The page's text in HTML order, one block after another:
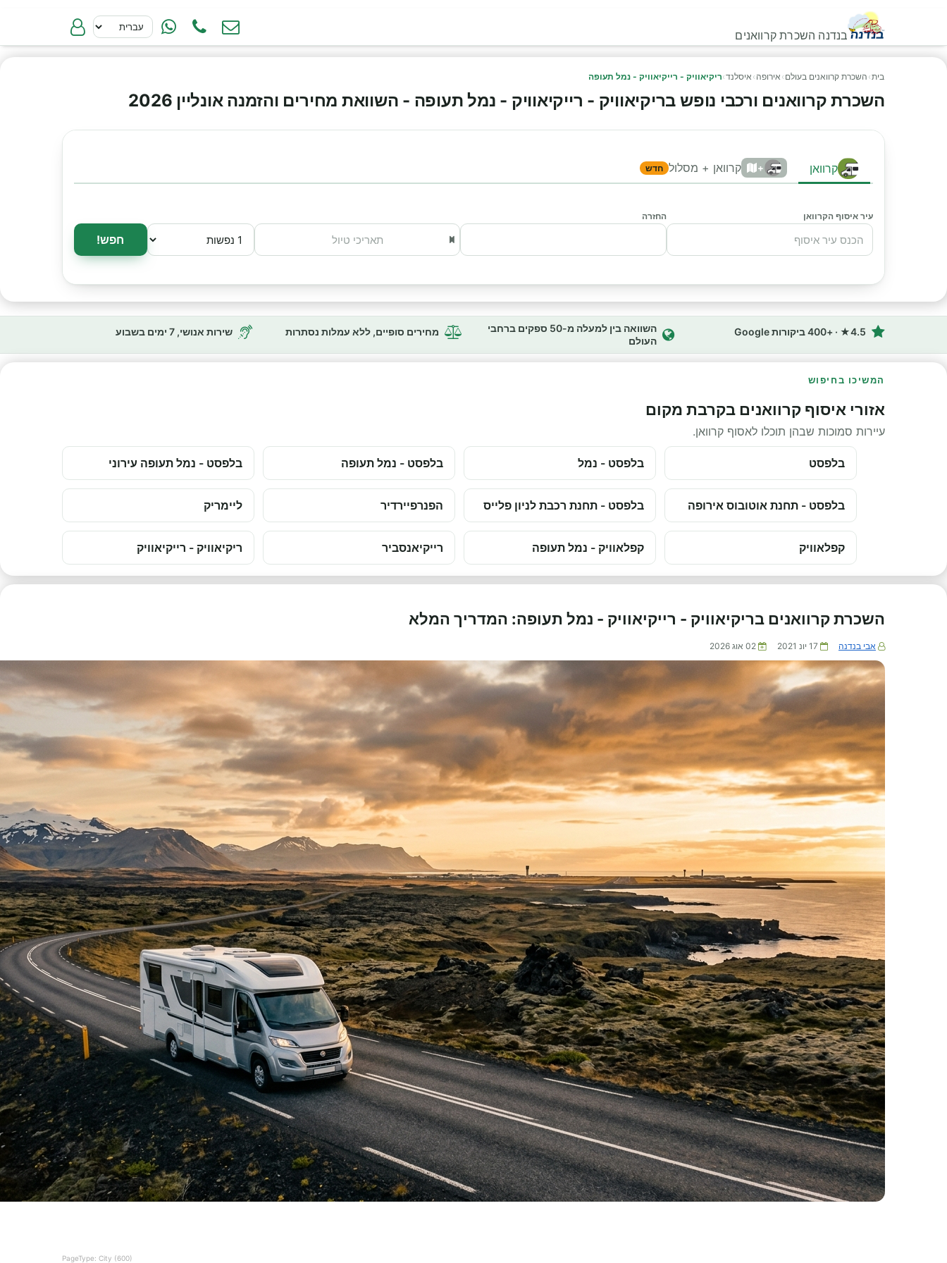
בנדנה השכרת קרוואנים
בית› השכרת קרוואנים בעולם › אירופה › איסלנד›ריקיאוויק - רייקיאוויק - נמל תעופה
השכרת קרוואנים ורכבי נופש בריקיאוויק - רייקיאוויק - נמל תעופה - השוואת מחירים והזמנה אונליין 2026
קרוואן + קרוואן + מסלול חדש
עיר איסוף הקרוואן החזרה
חפש!
4.5★ · +400 ביקורות Google
השוואה בין למעלה מ-50 ספקים ברחבי
העולם
מחירים סופיים, ללא עמלות נסתרות שירות אנושי, 7 ימים בשבוע
המשיכו בחיפוש
אזורי איסוף קרוואנים בקרבת מקום
עיירות סמוכות שבהן תוכלו לאסוף קרוואן.
בלפסט בלפסט - נמל בלפסט - נמל תעופה בלפסט - נמל תעופה עירוני
בלפסט - תחנת אוטובוס אירופה בלפסט - תחנת רכבת לניון פלייס הפנרפיירדיר ליימריק
קפלאוויק קפלאוויק - נמל תעופה רייקיאנסביר ריקיאוויק - רייקיאוויק
השכרת קרוואנים בריקיאוויק - רייקיאוויק - נמל תעופה: המדריך המלא
אבי בנדנה 17 יונ 2021 02 אוג 2026
PageType: City (600)